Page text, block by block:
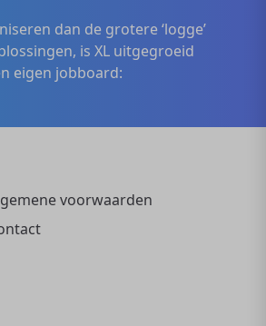
dan de grotere ‘logge’
is XL uitgegroeid
eigen jobboard:
voorwaarden